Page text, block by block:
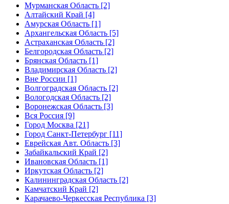
Мурманская Область [2]
Алтайский Край [4]
Амурская Область [1]
Архангельская Область [5]
Астраханская Область [2]
Белгородская Область [2]
Брянская Область [1]
Владимирская Область [2]
Вне России [1]
Волгоградская Область [2]
Вологодская Область [2]
Воронежская Область [3]
Вся Россия [9]
Город Москва [21]
Город Санкт-Петербург [11]
Еврейская Авт. Область [3]
Забайкальский Край [2]
Ивановская Область [1]
Иркутская Область [2]
Калининградская Область [2]
Камчатский Край [2]
Карачаево-Черкесская Республика [3]